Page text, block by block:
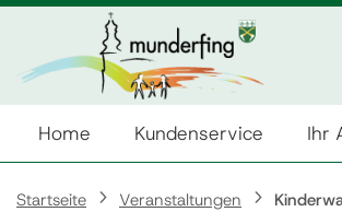
Home Kundenservice Ihr
Startseite Veranstaltungen